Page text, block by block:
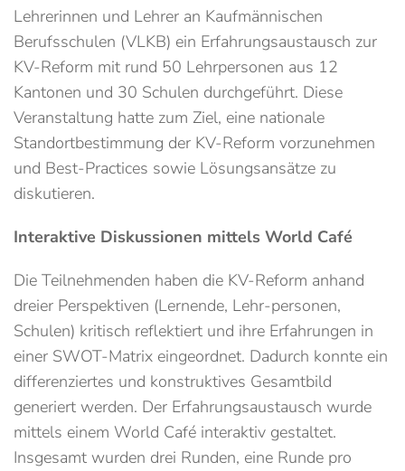
Lehrerinnen und Lehrer an Kaufmännischen
Berufsschulen (VLKB) ein Erfahrungsaustausch zur
KV-Reform mit rund 50 Lehrpersonen aus 12
Kantonen und 30 Schulen durchgeführt. Diese
Veranstaltung hatte zum Ziel, eine nationale
Standortbestimmung der KV-Reform vorzunehmen
und Best-Practices sowie Lösungsansätze zu
diskutieren.
Interaktive Diskussionen mittels World Café
Die Teilnehmenden haben die KV-Reform anhand
dreier Perspektiven (Lernende, Lehr-personen,
Schulen) kritisch reflektiert und ihre Erfahrungen in
einer SWOT-Matrix eingeordnet. Dadurch konnte ein
differenziertes und konstruktives Gesamtbild
generiert werden. Der Erfahrungsaustausch wurde
mittels einem World Café interaktiv gestaltet.
Insgesamt wurden drei Runden, eine Runde pro